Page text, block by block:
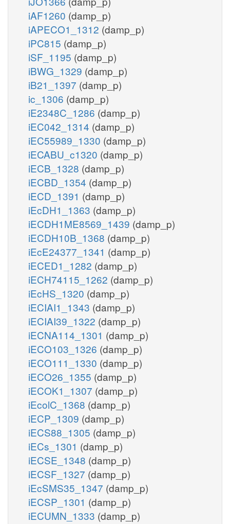
iAF1260 (damp_p)
iAPECO1_1312 (damp_p)
iPC815 (damp_p)
iSF_1195 (damp_p)
iBWG_1329 (damp_p)
iB21_1397 (damp_p)
ic_1306 (damp_p)
iE2348C_1286 (damp_p)
iEC042_1314 (damp_p)
iEC55989_1330 (damp_p)
iECABU_c1320 (damp_p)
iECB_1328 (damp_p)
iECBD_1354 (damp_p)
iECD_1391 (damp_p)
iEcDH1_1363 (damp_p)
iECDH1ME8569_1439 (damp_p)
iECDH10B_1368 (damp_p)
iEcE24377_1341 (damp_p)
iECED1_1282 (damp_p)
iECH74115_1262 (damp_p)
iEcHS_1320 (damp_p)
iECIAI1_1343 (damp_p)
iECIAI39_1322 (damp_p)
iECNA114_1301 (damp_p)
iECO103_1326 (damp_p)
iECO111_1330 (damp_p)
iECO26_1355 (damp_p)
iECOK1_1307 (damp_p)
iEcolC_1368 (damp_p)
iECP_1309 (damp_p)
iECS88_1305 (damp_p)
iECs_1301 (damp_p)
iECSE_1348 (damp_p)
iECSF_1327 (damp_p)
iEcSMS35_1347 (damp_p)
iECSP_1301 (damp_p)
iECUMN_1333 (damp_p)